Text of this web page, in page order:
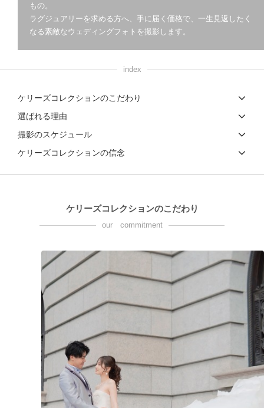
土日同一料金
もの。
ラグジュアリーを求める方へ、手に届く価格で、一生見返したく
なる素敵なウェディングフォトを撮影します。
index
ケリーズコレクションのこだわり
選ばれる理由
撮影のスケジュール
ケリーズコレクションの信念
ケリーズコレクションのこだわり
our commitment